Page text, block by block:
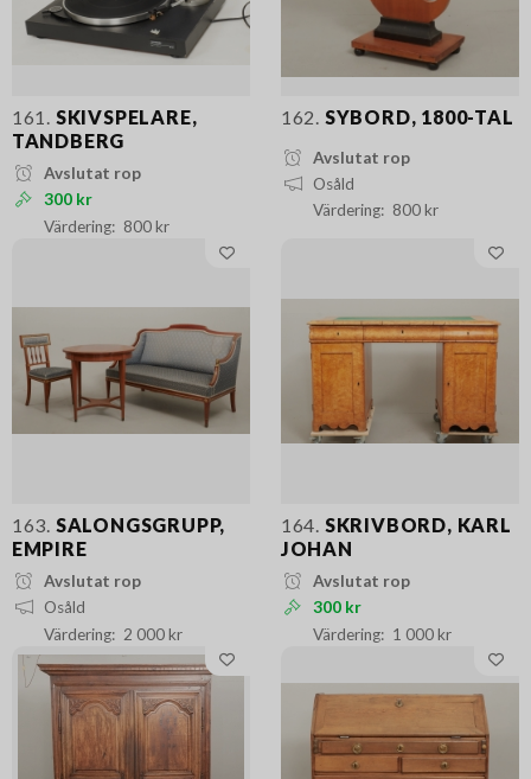
161. SKIVSPELARE,
TANDBERG
Avslutat rop
300 kr
800 kr
162. SYBORD, 1800-TAL
Avslutat rop
Osåld
800 kr
163. SALONGSGRUPP,
EMPIRE
Avslutat rop
Osåld
2 000 kr
164. SKRIVBORD, KARL
JOHAN
Avslutat rop
300 kr
1 000 kr